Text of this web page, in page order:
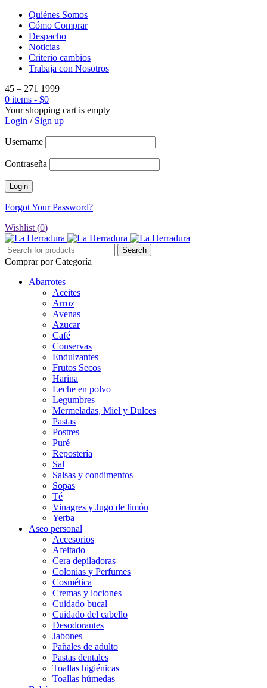
Quiénes Somos
Cómo Comprar
Despacho
Noticias
Criterio cambios
Trabaja con Nosotros
45 – 271 1999
0 items - $0
Your shopping cart is empty
Login / Sign up
Username
Contraseña
Forgot Your Password?
Wishlist (0)
Comprar por Categoría
Abarrotes
Aceites
Arroz
Avenas
Azucar
Café
Conservas
Endulzantes
Frutos Secos
Harina
Leche en polvo
Legumbres
Mermeladas, Miel y Dulces
Pastas
Postres
Puré
Repostería
Sal
Salsas y condimentos
Sopas
Té
Vinagres y Jugo de limón
Yerba
Aseo personal
Accesorios
Afeitado
Cera depiladoras
Colonias y Perfumes
Cosmética
Cremas y lociones
Cuidado bucal
Cuidado del cabello
Desodorantes
Jabones
Pañales de adulto
Pastas dentales
Toallas higiénicas
Toallas húmedas